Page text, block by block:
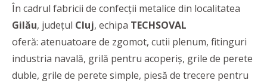
În cadrul fabricii de confecții metalice din localitatea
Gilău, județul Cluj, echipa TECHSOVAL
oferă: atenuatoare de zgomot, cutii plenum, fitinguri
industria navală, grilă pentru acoperiș, grile de perete
duble, grile de perete simple, piesă de trecere pentru